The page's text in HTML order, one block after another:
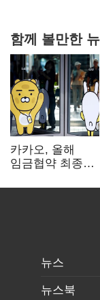
함께 볼만한
카카오, 올해
임금협약 최종
인상·격려금
뉴스
뉴스북